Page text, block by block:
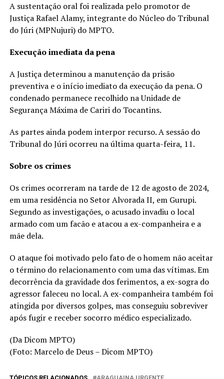
A sustentação oral foi realizada pelo promotor de
Justiça Rafael Alamy, integrante do Núcleo do Tribunal
do Júri (MPNujuri) do MPTO.
Execução imediata da pena
A Justiça determinou a manutenção da prisão
preventiva e o início imediato da execução da pena. O
condenado permanece recolhido na Unidade de
Segurança Máxima de Cariri do Tocantins.
As partes ainda podem interpor recurso. A sessão do
Tribunal do Júri ocorreu na última quarta-feira, 11.
Sobre os crimes
Os crimes ocorreram na tarde de 12 de agosto de 2024,
em uma residência no Setor Alvorada II, em Gurupi.
Segundo as investigações, o acusado invadiu o local
armado com um facão e atacou a ex-companheira e a
mãe dela.
O ataque foi motivado pelo fato de o homem não aceitar
o término do relacionamento com uma das vítimas. Em
decorrência da gravidade dos ferimentos, a ex-sogra do
agressor faleceu no local. A ex-companheira também foi
atingida por diversos golpes, mas conseguiu sobreviver
após fugir e receber socorro médico especializado.
(Da Dicom MPTO)
(Foto: Marcelo de Deus – Dicom MPTO)